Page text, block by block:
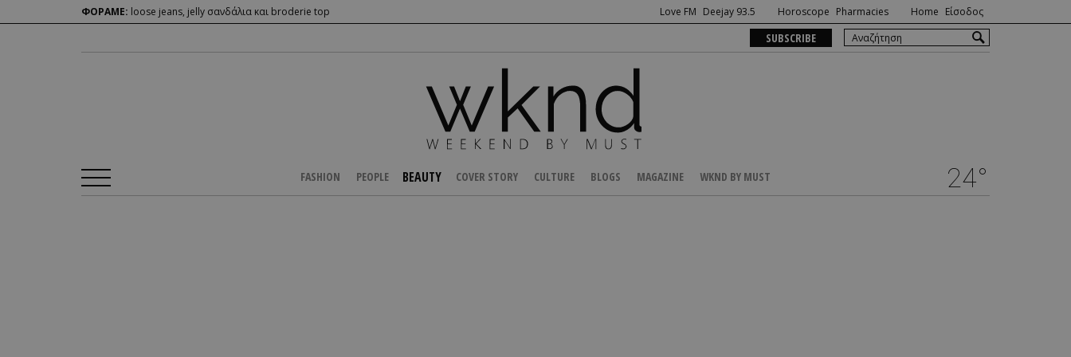
ΦΟΡΑΜΕ: loose jeans, jelly σανδάλια και broderie top Love FM Deejay 93.5 Horoscope Pharmacies Home Είσοδος
SUBSCRIBE
FASHION PEOPLE BEAUTY COVER STORY CULTURE BLOGS MAGAZINE WKND BY MUST 24°